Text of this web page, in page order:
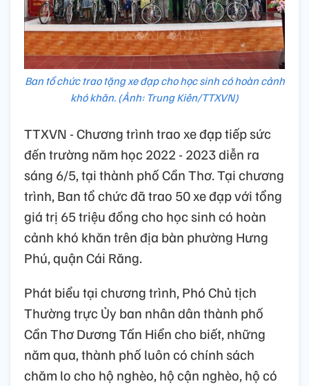
Ban tổ chức trao tặng xe đạp cho học sinh có hoàn cảnh
khó khăn. (Ảnh: Trung Kiên/TTXVN)
TTXVN - Chương trình trao xe đạp tiếp sức
đến trường năm học 2022 - 2023 diễn ra
sáng 6/5, tại thành phố Cần Thơ. Tại chương
trình, Ban tổ chức đã trao 50 xe đạp với tổng
giá trị 65 triệu đồng cho học sinh có hoàn
cảnh khó khăn trên địa bàn phường Hưng
Phú, quận Cái Răng.
Phát biểu tại chương trình, Phó Chủ tịch
Thường trực Ủy ban nhân dân thành phố
Cần Thơ Dương Tấn Hiển cho biết, những
năm qua, thành phố luôn có chính sách
chăm lo cho hộ nghèo, hộ cận nghèo, hộ có